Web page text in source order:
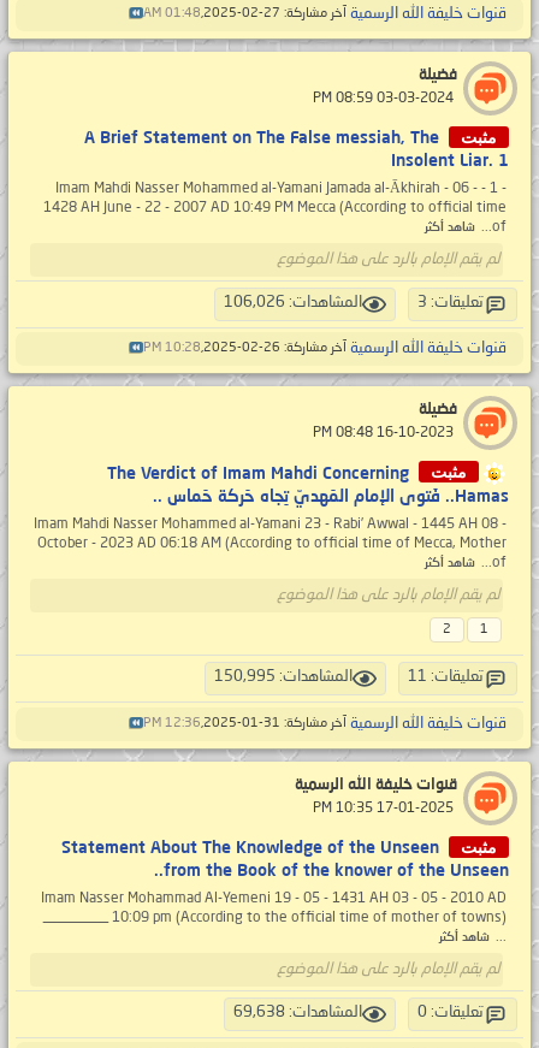
قنوات خليفة الله الرسمية آخر مشاركة: 27-02-2025, 01:48 AM
فضيلة
مثبت
A Brief Statement on The False messiah, The
Insolent Liar. 1
- 1 - Imam Mahdi Nasser Mohammed al-Yamani Jamada al-Ākhirah - 06 -
1428 AH June - 22 - 2007 AD 10:49 PM Mecca (According to official time
of...
شاهد أكثر
لم يقم الإمام بالرد على هذا الموضوع
تعليقات: 3 المشاهدات: 106,026
قنوات خليفة الله الرسمية آخر مشاركة: 26-02-2025, 10:28 PM
فضيلة
مثبت
The Verdict of Imam Mahdi Concerning
Hamas.. فَتوى الإمام المَهديّ تِجاه حَركة حَماس ..
Imam Mahdi Nasser Mohammed al-Yamani 23 - Rabi’ Awwal - 1445 AH 08 -
October - 2023 AD 06:18 AM (According to official time of Mecca, Mother
of...
شاهد أكثر
لم يقم الإمام بالرد على هذا الموضوع
1
2
تعليقات: 11 المشاهدات: 150,995
قنوات خليفة الله الرسمية آخر مشاركة: 31-01-2025, 12:36 PM
قنوات خليفة الله الرسمية
مثبت
Statement About The Knowledge of the Unseen
from the Book of the knower of the Unseen..
Imam Nasser Mohammad Al-Yemeni 19 - 05 - 1431 AH 03 - 05 - 2010 AD
... شاهد أكثر
لم يقم الإمام بالرد على هذا الموضوع
تعليقات: 0 المشاهدات: 69,638